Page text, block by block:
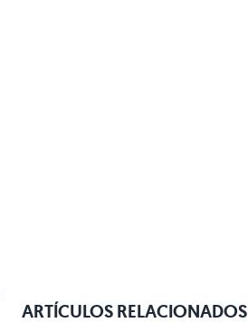
ARTÍCULOS RELACIONADOS